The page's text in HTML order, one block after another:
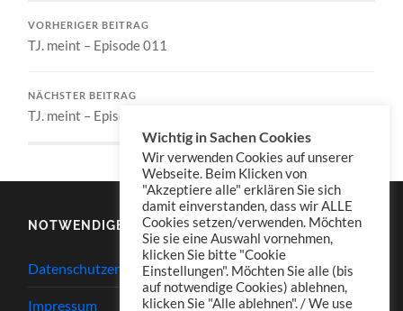
VORHERIGER BEITRAG
TJ. meint – Episode 011
NÄCHSTER BEITRAG
TJ. meint – Episode 011a
NOTWENDIGES
Datenschutzerklärung
Impressum
Wichtig in Sachen Cookies
Wir verwenden Cookies auf unserer
Webseite. Beim Klicken von
"Akzeptiere alle" erklären Sie sich
damit einverstanden, dass wir ALLE
Cookies setzen/verwenden. Möchten
Sie sie eine Auswahl vornehmen,
klicken Sie bitte "Cookie
Einstellungen". Möchten Sie alle (bis
auf notwendige Cookies) ablehnen,
klicken Sie "Alle ablehnen". / We use